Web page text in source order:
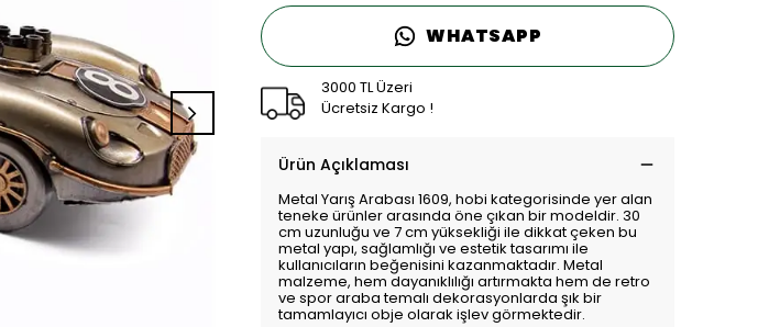
WHATSAPP
3000 TL Üzeri
Ücretsiz Kargo !
Ürün Açıklaması
Metal Yarış Arabası 1609, hobi kategorisinde yer alan
teneke ürünler arasında öne çıkan bir modeldir. 30
cm uzunluğu ve 7 cm yüksekliği ile dikkat çeken bu
metal yapı, sağlamlığı ve estetik tasarımı ile
kullanıcıların beğenisini kazanmaktadır. Metal
malzeme, hem dayanıklılığı artırmakta hem de retro
ve spor araba temalı dekorasyonlarda şık bir
tamamlayıcı obje olarak işlev görmektedir.